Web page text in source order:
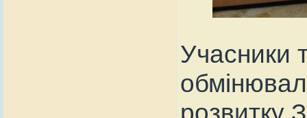
Учасники